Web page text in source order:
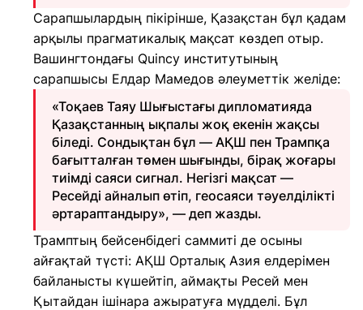
Сарапшылардың пікірінше, Қазақстан бұл қадам
арқылы прагматикалық мақсат көздеп отыр.
Вашингтондағы Quincy институтының
сарапшысы Елдар Мамедов әлеуметтік желіде:
«Тоқаев Таяу Шығыстағы дипломатияда
Қазақстанның ықпалы жоқ екенін жақсы
біледі. Сондықтан бұл — АҚШ пен Трампқа
бағытталған төмен шығынды, бірақ жоғары
тиімді саяси сигнал. Негізгі мақсат —
Ресейді айналып өтіп, геосаяси тәуелділікті
әртараптандыру», — деп жазды.
Трамптың бейсенбідегі саммиті де осыны
айғақтай түсті: АҚШ Орталық Азия елдерімен
байланысты күшейтіп, аймақты Ресей мен
Қытайдан ішінара ажыратуға мүдделі. Бұл